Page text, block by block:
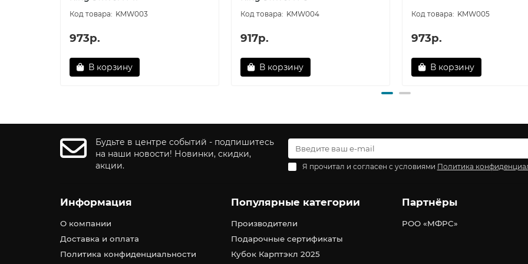
KMW003
973р.
В корзину
KMW004
917р.
В корзину
KMW005
973р.
В корзину
Будьте в центре событий - подпишитесь
на наши новости! Новинки, скидки,
акции.
Я прочитал и согласен с условиями Политика
Информация
О компании
Доставка и оплата
Политика конфиденциальности
Популярные категории
Производители
Подарочные сертификаты
Кубок Карптэкл 2025
Партнёры
РОО «МФРС»